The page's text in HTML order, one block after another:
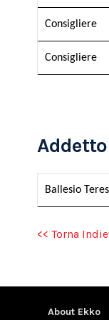
Consigliere
Consigliere
Ballesio
<< Torna
About Ekko